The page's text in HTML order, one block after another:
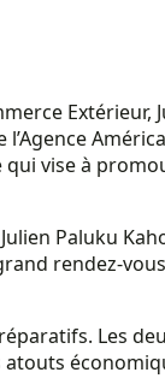
Extérieur,
vise à
Paluku
rendez-
Les